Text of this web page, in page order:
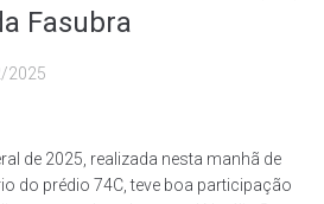
Fasubra
2025
de 2025, realizada nesta manhã de
do prédio 74C, teve boa participação